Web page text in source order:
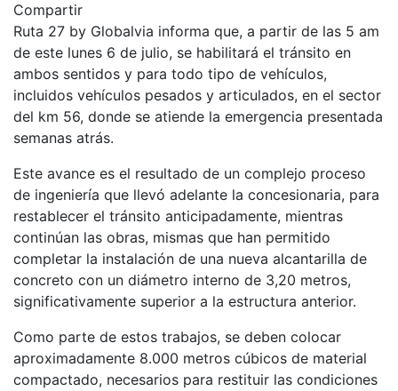
Compartir
Ruta 27 by Globalvia informa que, a partir de las 5 am
de este lunes 6 de julio, se habilitará el tránsito en
ambos sentidos y para todo tipo de vehículos,
incluidos vehículos pesados y articulados, en el sector
del km 56, donde se atiende la emergencia presentada
semanas atrás.
Este avance es el resultado de un complejo proceso
de ingeniería que llevó adelante la concesionaria, para
restablecer el tránsito anticipadamente, mientras
continúan las obras, mismas que han permitido
completar la instalación de una nueva alcantarilla de
concreto con un diámetro interno de 3,20 metros,
significativamente superior a la estructura anterior.
Como parte de estos trabajos, se deben colocar
aproximadamente 8.000 metros cúbicos de material
compactado, necesarios para restituir las condiciones